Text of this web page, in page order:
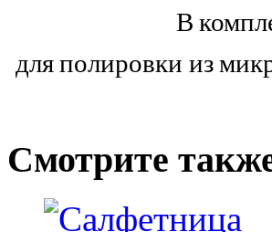
В
для полировки из
Смотрите